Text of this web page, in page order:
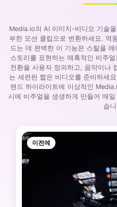
Media.io의 AI 이미지-비디오 기술
부한 모션 클립으로 변환하세요. 역
드는 데 완벽한 이 기능은 스틸을
스토리를 표현하는 매혹적인 비주
전환을 사용자 정의하고, 음악이나
는 세련된 짧은 비디오를 준비하세
랜드 하이라이트에 이상적인
시에 비주얼을 생생하게 만들어 매
습
이전에